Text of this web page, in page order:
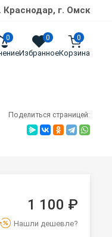
Краснодар, г. Омск
0 0
Избранное
0
Корзина
Поделиться страницей:
1 100 ₽
Нашли дешевле?